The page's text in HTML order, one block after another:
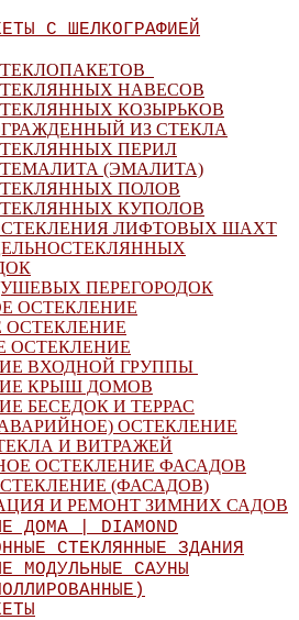
С ШЕЛКОГРАФИЕЙ
НАВЕСОВ
КОЗЫРЬКОВ
ИЗ СТЕКЛА
ПЕРИЛ
(ЭМАЛИТА)
ПОЛОВ
КУПОЛОВ
ЛИФТОВЫХ ШАХТ
ПЕРЕГОРОДОК
ОСТЕКЛЕНИЕ
ОСТЕКЛЕНИЕ
ОСТЕКЛЕНИЕ
ВХОДНОЙ ГРУППЫ
КРЫШ ДОМОВ
БЕСЕДОК И ТЕРРАС
ОСТЕКЛЕНИЕ
И ВИТРАЖЕЙ
ОСТЕКЛЕНИЕ ФАСАДОВ
(ФАСАДОВ)
И РЕМОНТ ЗИМНИХ САДОВ
ДОМА | DIAMOND
СТЕКЛЯННЫЕ ЗДАНИЯ
МОДУЛЬНЫЕ САУНЫ